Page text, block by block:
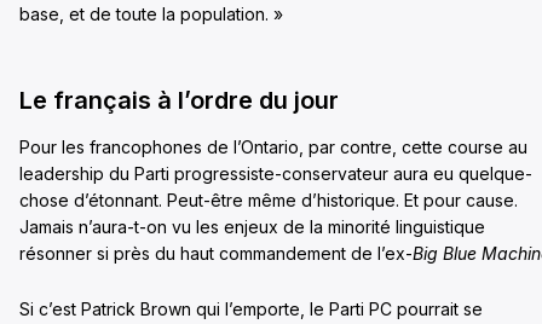
base, et de toute la population. »
Le français à l’ordre du jour
Pour les francophones de l’Ontario, par contre, cette course au
leadership du Parti progressiste-conservateur aura eu quelque-
chose d’étonnant. Peut-être même d’historique. Et pour cause.
Jamais n’aura-t-on vu les enjeux de la minorité linguistique
résonner si près du haut commandement de l’ex-Big Blue
Si c’est Patrick Brown qui l’emporte, le Parti PC pourrait se